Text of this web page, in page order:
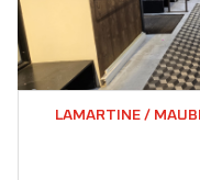
LAMARTINE /